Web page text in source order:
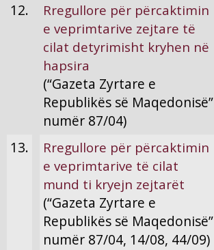
12.
Rregullore për përcaktimin
e veprimtarive zejtare të
cilat detyrimisht kryhen në
hapsira
(“Gazeta Zyrtare e
Republikës së Maqedonisë”
numër 87/04)
13.
Rregullore për përcaktimin
e veprimtarive të cilat
mund ti kryejn zejtarët
(“Gazeta Zyrtare e
Republikës së Maqedonisë”
numër 87/04, 14/08, 44/09)